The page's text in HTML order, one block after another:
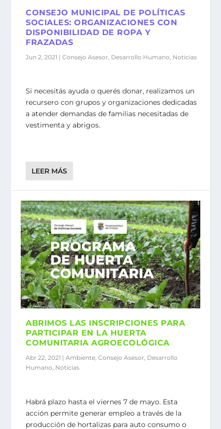
CONSEJO MUNICIPAL DE POLÍTICAS
SOCIALES: ORGANIZACIONES CON
DISPONIBILIDAD DE ROPA Y
FRAZADAS
Jun 2, 2021 |Consejo Asesor Desarrollo Humano Noticias
Si necesitás ayuda o querés donar, realizamos un
recursero con grupos y organizaciones dedicadas
a atender demandas de familias necesitadas de
vestimenta y abrigos.
LEER MÁS
ABRIMOS LAS INSCRIPCIONES PARA
PARTICIPAR EN LA HUERTA
COMUNITARIA AGROECOLÓGICA
Abr 22, 2021 |Ambiente,Consejo Asesor, Desarrollo
Humano, Noticias
Habrá plazo hasta el viernes 7 de mayo. Esta
acción permite generar empleo a través de la
producción de hortalizas para auto consumo o